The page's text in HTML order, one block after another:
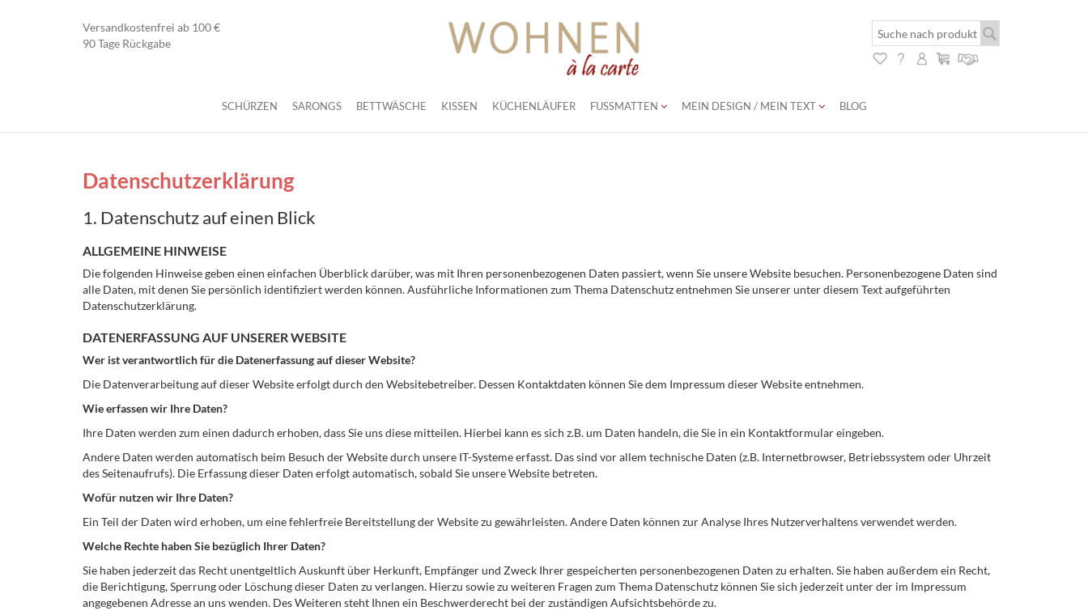
Versandkostenfrei ab 100 €
90 Tage Rückgabe
SCHÜRZEN SARONGS BETTWÄSCHE KISSEN KÜCHENLÄUFER FUSSMATTEN MEIN DESIGN / MEIN TEXT BLOG
Datenschutzerklärung
1. Datenschutz auf einen Blick
ALLGEMEINE HINWEISE
Die folgenden Hinweise geben einen einfachen Überblick darüber, was mit Ihren personenbezogenen Daten passiert, wenn Sie unsere Website besuchen. Personenbezogene Daten sind
alle Daten, mit denen Sie persönlich identifiziert werden können. Ausführliche Informationen zum Thema Datenschutz entnehmen Sie unserer unter diesem Text aufgeführten
Datenschutzerklärung.
DATENERFASSUNG AUF UNSERER WEBSITE
Wer ist verantwortlich für die Datenerfassung auf dieser Website?
Die Datenverarbeitung auf dieser Website erfolgt durch den Websitebetreiber. Dessen Kontaktdaten können Sie dem Impressum dieser Website entnehmen.
Wie erfassen wir Ihre Daten?
Ihre Daten werden zum einen dadurch erhoben, dass Sie uns diese mitteilen. Hierbei kann es sich z.B. um Daten handeln, die Sie in ein Kontaktformular eingeben.
Andere Daten werden automatisch beim Besuch der Website durch unsere IT-Systeme erfasst. Das sind vor allem technische Daten (z.B. Internetbrowser, Betriebssystem oder Uhrzeit
des Seitenaufrufs). Die Erfassung dieser Daten erfolgt automatisch, sobald Sie unsere Website betreten.
Wofür nutzen wir Ihre Daten?
Ein Teil der Daten wird erhoben, um eine fehlerfreie Bereitstellung der Website zu gewährleisten. Andere Daten können zur Analyse Ihres Nutzerverhaltens verwendet werden.
Welche Rechte haben Sie bezüglich Ihrer Daten?
Sie haben jederzeit das Recht unentgeltlich Auskunft über Herkunft, Empfänger und Zweck Ihrer gespeicherten personenbezogenen Daten zu erhalten. Sie haben außerdem ein Recht,
die Berichtigung, Sperrung oder Löschung dieser Daten zu verlangen. Hierzu sowie zu weiteren Fragen zum Thema Datenschutz können Sie sich jederzeit unter der im Impressum
angegebenen Adresse an uns wenden. Des Weiteren steht Ihnen ein Beschwerderecht bei der zuständigen Aufsichtsbehörde zu.